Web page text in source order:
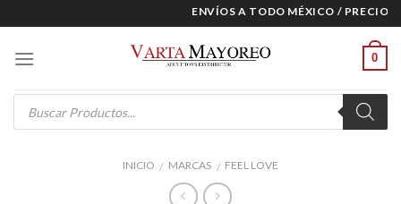
to
content
ENVÍOS A TODO MÉXICO / PRECIOS
0
Products
search
INICIO / MARCAS / FEEL LOVE